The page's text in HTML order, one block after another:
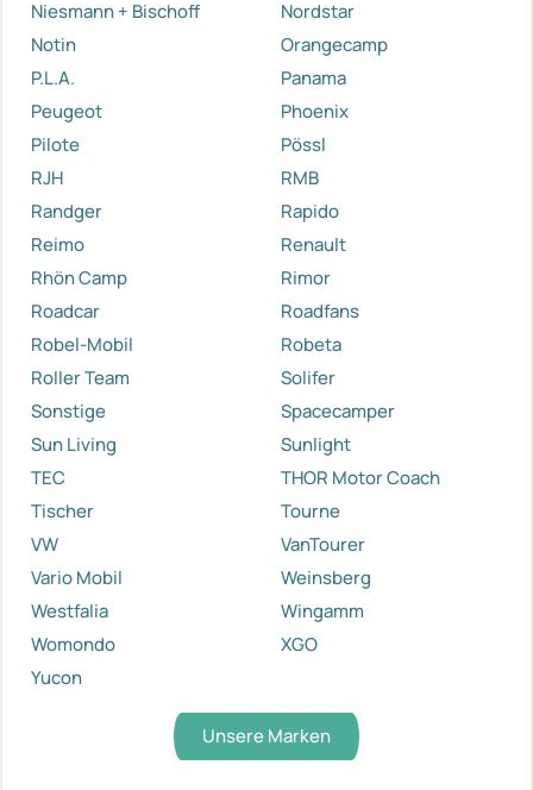
Niesmann + Bischoff
Nordstar
Notin
Orangecamp
P.L.A.
Panama
Peugeot
Phoenix
Pilote
Pössl
RJH
RMB
Randger
Rapido
Reimo
Renault
Rhön Camp
Rimor
Roadcar
Roadfans
Robel-Mobil
Robeta
Roller Team
Solifer
Sonstige
Spacecamper
Sun Living
Sunlight
TEC
THOR Motor Coach
Tischer
Tourne
VW
VanTourer
Vario Mobil
Weinsberg
Westfalia
Wingamm
Womondo
XGO
Yucon
Unsere Marken